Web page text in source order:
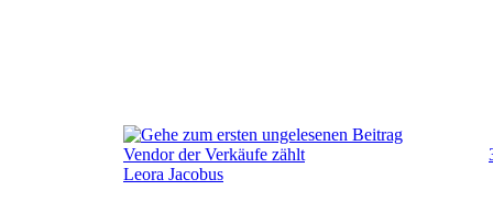
Vendor der Verkäufe zählt
Leora Jacobus